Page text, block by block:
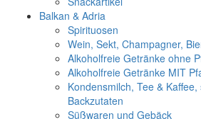
Balkan & Adria
Spirituosen
Wein, Sekt, Champagner,
Alkoholfreie Getränke ohne
Alkoholfreie Getränke MIT
Kondensmilch, Tee &
Backzutaten
Süßwaren und Gebäck